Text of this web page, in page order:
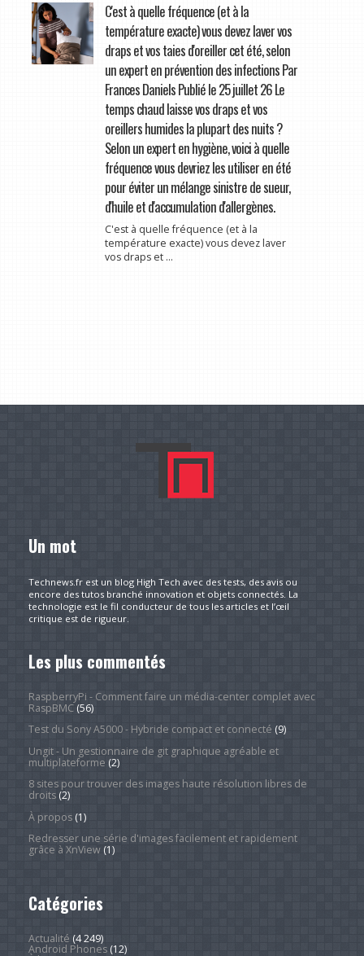
C'est à quelle fréquence (et à la
température exacte) vous devez laver vos
draps et vos taies d'oreiller cet été, selon
un expert en prévention des infections Par
Frances Daniels Publié le 25 juillet 26 Le
temps chaud laisse vos draps et vos
oreillers humides la plupart des nuits ?
Selon un expert en hygiène, voici à quelle
fréquence vous devriez les utiliser en été
pour éviter un mélange sinistre de sueur,
d'huile et d'accumulation d'allergènes.
C'est à quelle fréquence (et à la
température exacte) vous devez laver
vos draps et ...
Un mot
Technews.fr est un blog High Tech avec des tests, des avis ou
encore des tutos branché innovation et objets connectés. La
technologie est le fil conducteur de tous les articles et l’œil
critique est de rigueur.
Les plus commentés
RaspberryPi - Comment faire un média-center complet avec
RaspBMC(56)
Test du Sony A5000 - Hybride compact et connecté (9)
Ungit - Un gestionnaire de git graphique agréable et
multiplateforme (2)
8 sites pour trouver des images haute résolution libres de
droits(2)
À propos(1)
Redresser une série d'images facilement et rapidement
grâce à XnView(1)
Catégories
Actualité (4 249)
Android Phones(12)